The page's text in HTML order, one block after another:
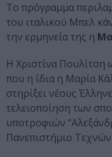
Το πρόγραμμα
του ιταλικού Μπελ
την ερμηνεία της η
Η Χριστίνα
που η ίδια η Μαρία
στηρίξει νέους
τελειοποίηση των
υποτροφιών
Πανεπιστήμιο